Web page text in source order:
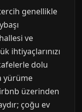
genellikle
ve
ihtiyaçlarınızı
dolu
yürüme
üzerinden
çoğu ev